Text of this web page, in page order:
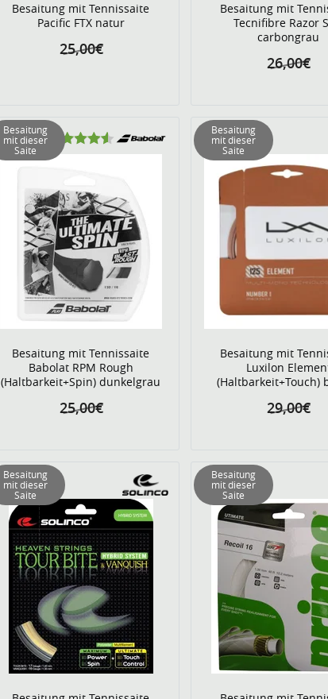
Besaitung mit Tennissaite
Pacific FTX natur
25,00€
Besaitung mit
Tecnifibre Razor
carbongrau
26,00€
Besaitung mit Tennissaite
Babolat RPM Rough
(Haltbarkeit+Spin) dunkelgrau
25,00€
Besaitung
mit dieser
Saite
Besaitung mit
Luxilon
(Haltbarkeit+Touch)
29,00€
Besaitung
mit dieser
Saite
Besaitung
mit dieser
Saite
Besaitung
mit dieser
Saite